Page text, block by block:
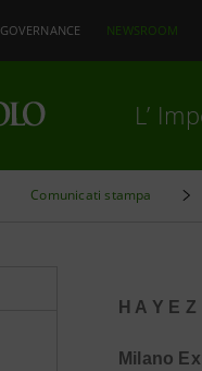
GOVERNANCE NEWSROOM
L’
Comunicati stampa
H A Y E Z
Milano